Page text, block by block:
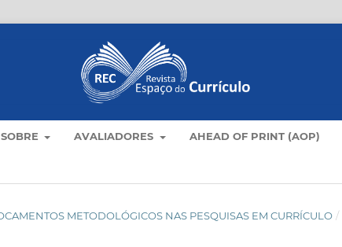
SOBRE AVALIADORES AHEAD OF PRINT (AOP)
METODOLÓGICOS NAS PESQUISAS EM CURRÍCULO /